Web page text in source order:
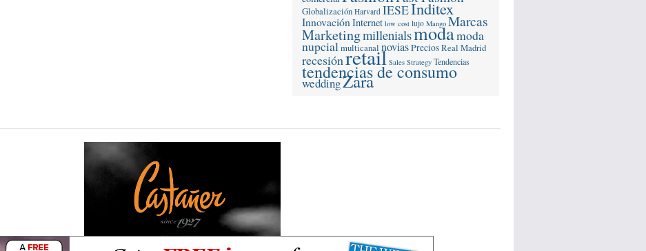
Globalización Harvard IESEInditex
Innovación Internet low cost lujo Mango Marcas
Marketingmillenialsmodamoda
nupcialmulticanal noviasPreciosReal Madrid
recesiónretail Sales Strategy Tendencias
tendencias de consumo
weddingZara